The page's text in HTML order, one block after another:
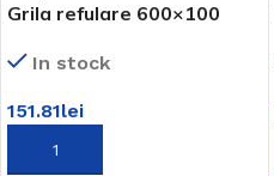
Grila refulare 600×100
In stock
151.81lei
ADAUGĂ ÎN COȘ